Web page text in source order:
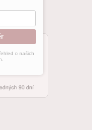
o našich